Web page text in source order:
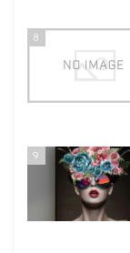
8
9